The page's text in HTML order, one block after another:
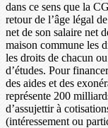
dans ce sens que la
retour de l’âge légal
net de son salaire net
maison commune les
les droits de chacun
d’études. Pour
des aides et des
représente 200
d’assujettir à
(intéressement ou